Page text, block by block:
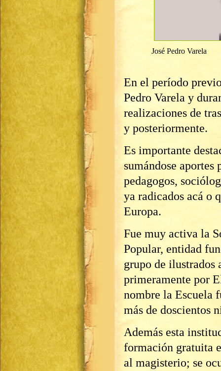
José Pedro Varela
En el período
Pedro Varela y
realizaciones de
y posteriormente.
Es importante
sumándose
pedagogos,
ya radicados acá o
Europa.
Fue muy activa la
Popular, entidad
grupo de ilustrados
primeramente por
nombre la Escuela
más de doscientos
Además esta
formación gratuita
al magisterio; se